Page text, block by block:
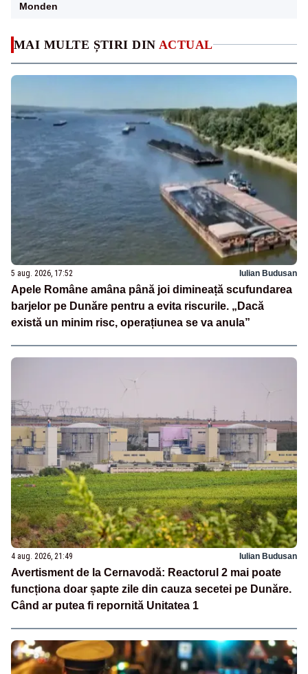
MAI MULTE ȘTIRI DIN ACTUAL
5 aug. 2026, 17:52 Iulian Budusan
Apele Române amâna până joi dimineață scufundarea
barjelor pe Dunăre pentru a evita riscurile. „Dacă
există un minim risc, operațiunea se va anula”
4 aug. 2026, 21:49 Iulian Budusan
Avertisment de la Cernavodă: Reactorul 2 mai poate
funcționa doar șapte zile din cauza secetei pe Dunăre.
Când ar putea fi repornită Unitatea 1
Monden